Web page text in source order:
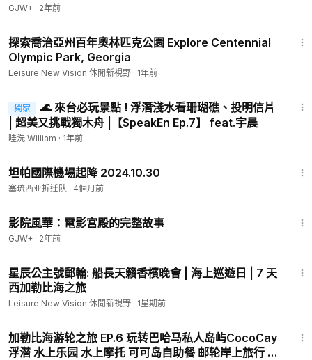
GJW+ · 2年前
探索喬治亞州百年奧林匹克公園 Explore Centennial
Olympic Park, Georgia
Leisure New Vision 休閒新視野 · 1年前
獨家
🌊 來台必玩景點 ! 浮潛淺水看珊瑚礁、投明信片
| 超美又挑戰獨木舟 |【SpeakEn Ep.7】 feat.宇晨
哇洗 William · 1年前
坦帕國際機場起降 2024.10.30
塞琉西亚拆迁队 · 4個月前
影院風華：電影宮殿的完整故事
GJW+ · 2年前
星辰公主號郵輪: 船長天籟香檳晚會 | 海上巡遊日 | 7 天
西加勒比海之旅
Leisure New Vision 休閒新視野 · 1星期前
加勒比海游轮之旅 EP.6 玩转巴哈马私人岛屿CocoCay
浮潜 水上乐园 水上摩托 可可岛自助餐 邮轮岸上旅行 #